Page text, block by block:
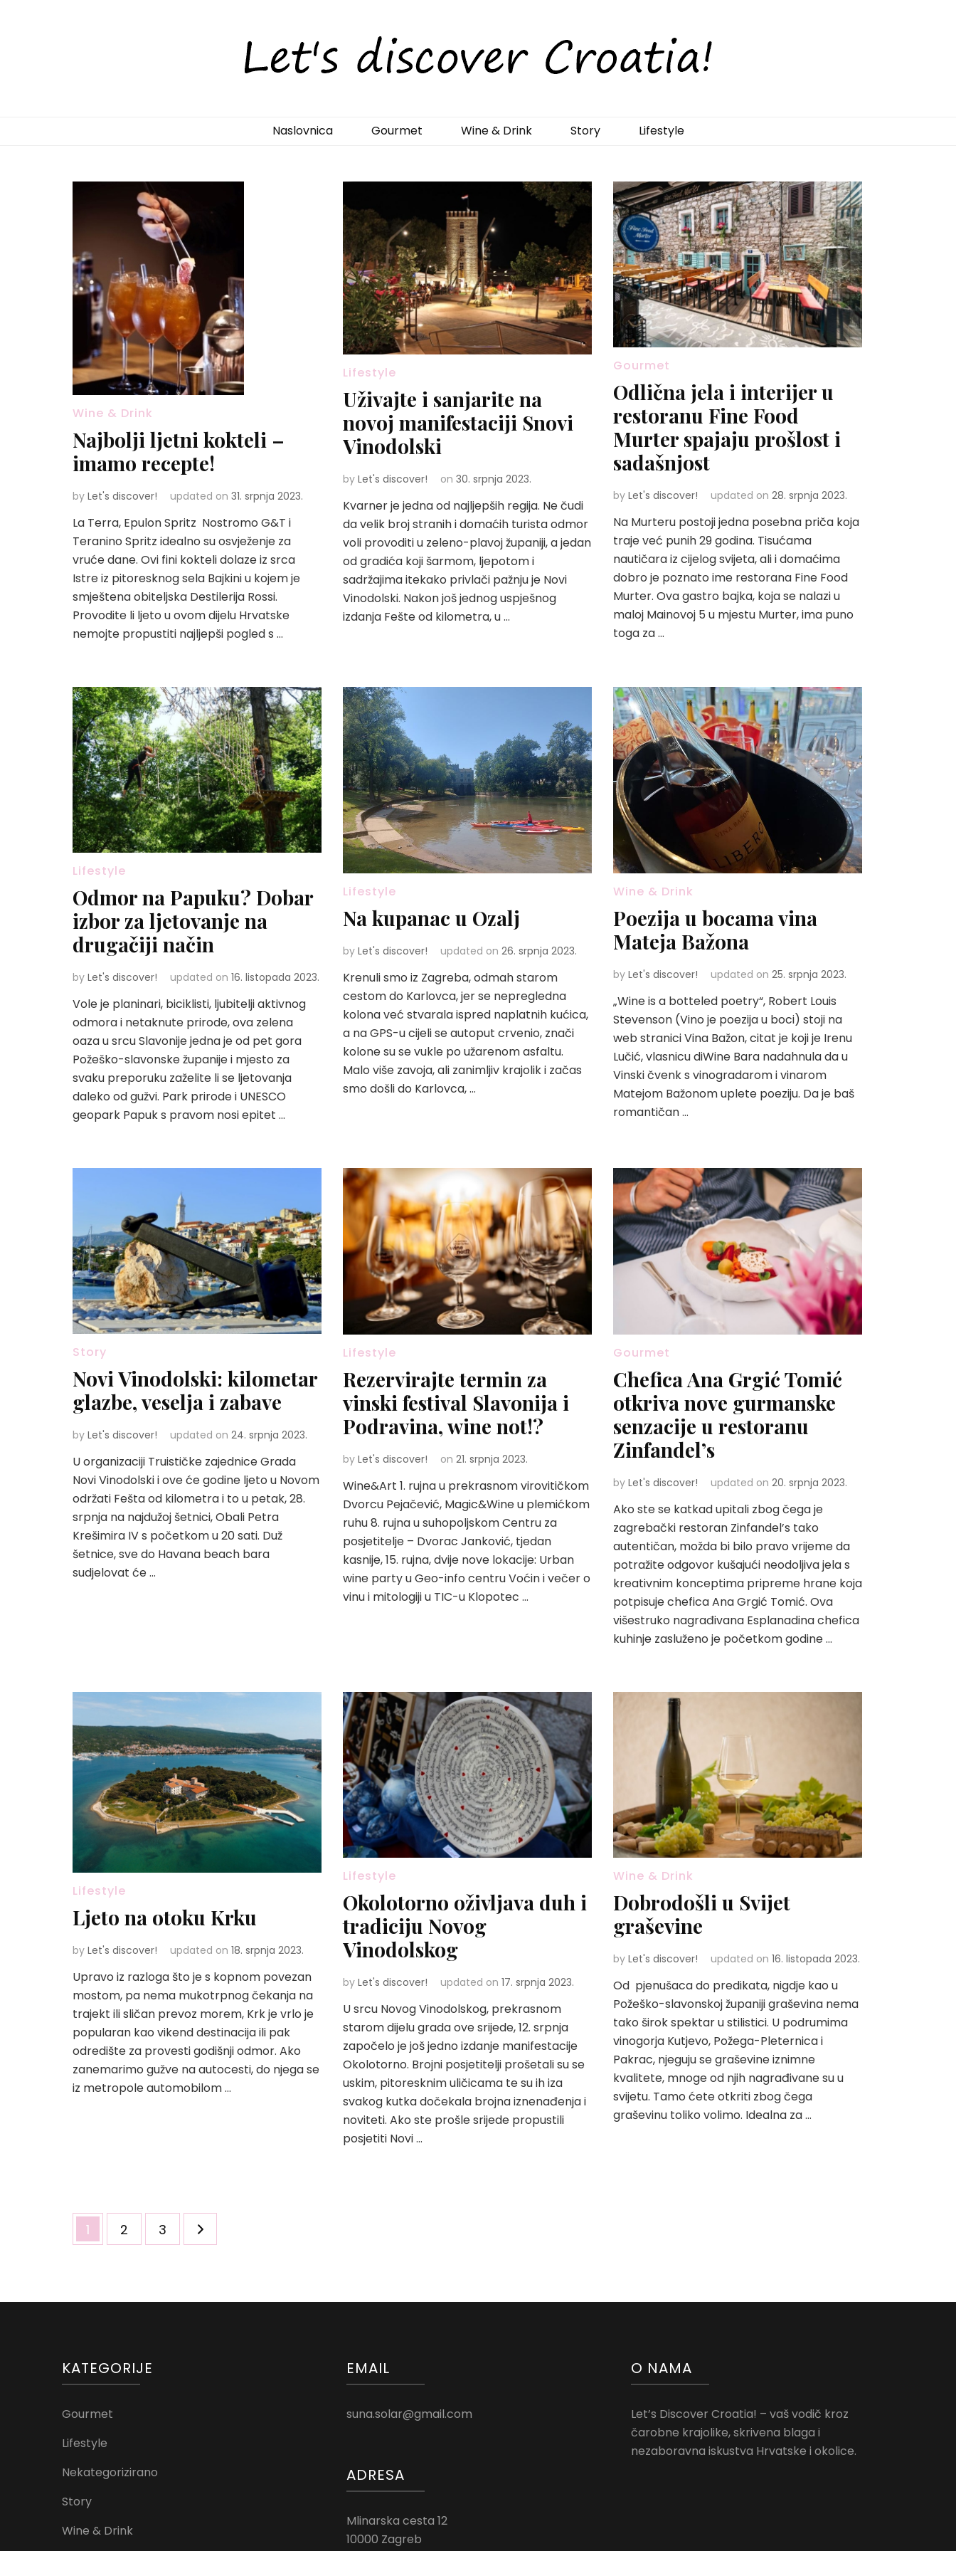
LetsDiscoverCroatia
Naslovnica Gourmet Wine & Drink Story Lifestyle
Wine & Drink
Najbolji ljetni kokteli –
imamo recepte!
by Let's discover! updated on 31. srpnja 2023.
La Terra, Epulon Spritz Nostromo G&T i
Teranino Spritz idealno su osvježenje za
vruće dane. Ovi fini kokteli dolaze iz srca
Istre iz pitoresknog sela Bajkini u kojem je
smještena obiteljska Destilerija Rossi.
Provodite li ljeto u ovom dijelu Hrvatske
nemojte propustiti najljepši pogled s …
Lifestyle
Uživajte i sanjarite na
novoj manifestaciji Snovi
Vinodolski
by Let's discover! on 30. srpnja 2023.
Kvarner je jedna od najljepših regija. Ne čudi
da velik broj stranih i domaćih turista odmor
voli provoditi u zeleno-plavoj županiji, a jedan
od gradića koji šarmom, ljepotom i
sadržajima itekako privlači pažnju je Novi
Vinodolski. Nakon još jednog uspješnog
izdanja Fešte od kilometra, u …
Gourmet
Odlična jela i interijer u
restoranu Fine Food
Murter spajaju prošlost i
sadašnjost
by Let's discover! updated on 28. srpnja 2023.
Na Murteru postoji jedna posebna priča koja
traje već punih 29 godina. Tisućama
nautičara iz cijelog svijeta, ali i domaćima
dobro je poznato ime restorana Fine Food
Murter. Ova gastro bajka, koja se nalazi u
maloj Mainovoj 5 u mjestu Murter, ima puno
toga za …
Lifestyle
Odmor na Papuku? Dobar
izbor za ljetovanje na
drugačiji način
by Let's discover! updated on 16. listopada 2023.
Vole je planinari, biciklisti, ljubitelji aktivnog
odmora i netaknute prirode, ova zelena
oaza u srcu Slavonije jedna je od pet gora
Požeško-slavonske županije i mjesto za
svaku preporuku zaželite li se ljetovanja
daleko od gužvi. Park prirode i UNESCO
geopark Papuk s pravom nosi epitet …
Lifestyle
Na kupanac u Ozalj
by Let's discover! updated on 26. srpnja 2023.
Krenuli smo iz Zagreba, odmah starom
cestom do Karlovca, jer se nepregledna
kolona već stvarala ispred naplatnih kućica,
a na GPS-u cijeli se autoput crvenio, znači
kolone su se vukle po užarenom asfaltu.
Malo više zavoja, ali zanimljiv krajolik i začas
smo došli do Karlovca, …
Wine & Drink
Poezija u bocama vina
Mateja Bažona
by Let's discover! updated on 25. srpnja 2023.
„Wine is a botteled poetry“, Robert Louis
Stevenson (Vino je poezija u boci) stoji na
web stranici Vina Bažon, citat je koji je Irenu
Lučić, vlasnicu diWine Bara nadahnula da u
Vinski čvenk s vinogradarom i vinarom
Matejom Bažonom uplete poeziju. Da je baš
romantičan …
Story
Novi Vinodolski: kilometar
glazbe, veselja i zabave
by Let's discover! updated on 24. srpnja 2023.
U organizaciji Truističke zajednice Grada
Novi Vinodolski i ove će godine ljeto u Novom
održati Fešta od kilometra i to u petak, 28.
srpnja na najdužoj šetnici, Obali Petra
Krešimira IV s početkom u 20 sati. Duž
šetnice, sve do Havana beach bara
sudjelovat će …
Lifestyle
Rezervirajte termin za
vinski festival Slavonija i
Podravina, wine not!?
by Let's discover! on 21. srpnja 2023.
Wine&Art 1. rujna u prekrasnom virovitičkom
Dvorcu Pejačević, Magic&Wine u plemićkom
ruhu 8. rujna u suhopoljskom Centru za
posjetitelje – Dvorac Janković, tjedan
kasnije, 15. rujna, dvije nove lokacije: Urban
wine party u Geo-info centru Voćin i večer o
vinu i mitologiji u TIC-u Klopotec …
Gourmet
Chefica Ana Grgić Tomić
otkriva nove gurmanske
senzacije u restoranu
Zinfandel’s
by Let's discover! updated on 20. srpnja 2023.
Ako ste se katkad upitali zbog čega je
zagrebački restoran Zinfandel’s tako
autentičan, možda bi bilo pravo vrijeme da
potražite odgovor kušajući neodoljiva jela s
kreativnim konceptima pripreme hrane koja
potpisuje chefica Ana Grgić Tomić. Ova
višestruko nagrađivana Esplanadina chefica
kuhinje zasluženo je početkom godine …
Lifestyle
Ljeto na otoku Krku
by Let's discover! updated on 18. srpnja 2023.
Upravo iz razloga što je s kopnom povezan
mostom, pa nema mukotrpnog čekanja na
trajekt ili sličan prevoz morem, Krk je vrlo je
popularan kao vikend destinacija ili pak
odredište za provesti godišnji odmor. Ako
zanemarimo gužve na autocesti, do njega se
iz metropole automobilom …
Lifestyle
Okolotorno oživljava duh i
tradiciju Novog
Vinodolskog
by Let's discover! updated on 17. srpnja 2023.
U srcu Novog Vinodolskog, prekrasnom
starom dijelu grada ove srijede, 12. srpnja
započelo je još jedno izdanje manifestacije
Okolotorno. Brojni posjetitelji prošetali su se
uskim, pitoresknim uličicama te su ih iza
svakog kutka dočekala brojna iznenađenja i
noviteti. Ako ste prošle srijede propustili
posjetiti Novi …
Wine & Drink
Dobrodošli u Svijet
graševine
by Let's discover! updated on 16. listopada 2023.
Od pjenušaca do predikata, nigdje kao u
Požeško-slavonskoj županiji graševina nema
tako širok spektar u stilistici. U podrumima
vinogorja Kutjevo, Požega-Pleternica i
Pakrac, njeguju se graševine iznimne
kvalitete, mnoge od njih nagrađivane su u
svijetu. Tamo ćete otkriti zbog čega
graševinu toliko volimo. Idealna za …
Brojevi
stranica
Page
1 Page
2 Page
3
KATEGORIJE
Gourmet
Lifestyle
Nekategorizirano
Story
Wine & Drink
EMAIL
suna.solar@gmail.com
ADRESA
Mlinarska cesta 12
10000 Zagreb
O NAMA
Let’s Discover Croatia! – vaš vodič kroz
čarobne krajolike, skrivena blaga i
nezaboravna iskustva Hrvatske i okolice.